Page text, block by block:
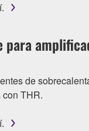
de
THR.